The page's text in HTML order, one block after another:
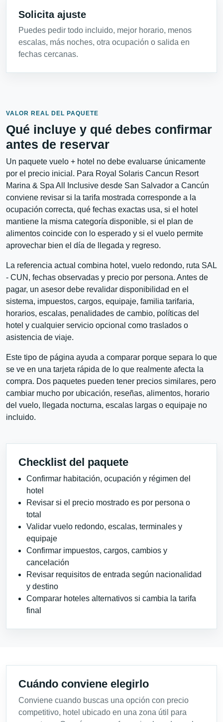
Solicita ajuste
Puedes pedir todo incluido, mejor horario, menos
escalas, más noches, otra ocupación o salida en
fechas cercanas.
VALOR REAL DEL PAQUETE
Qué incluye y qué debes confirmar
antes de reservar
Un paquete vuelo + hotel no debe evaluarse únicamente
por el precio inicial. Para Royal Solaris Cancun Resort
Marina & Spa All Inclusive desde San Salvador a Cancún
conviene revisar si la tarifa mostrada corresponde a la
ocupación correcta, qué fechas exactas usa, si el hotel
mantiene la misma categoría disponible, si el plan de
alimentos coincide con lo esperado y si el vuelo permite
aprovechar bien el día de llegada y regreso.
La referencia actual combina hotel, vuelo redondo, ruta SAL
- CUN, fechas observadas y precio por persona. Antes de
pagar, un asesor debe revalidar disponibilidad en el
sistema, impuestos, cargos, equipaje, familia tarifaria,
horarios, escalas, penalidades de cambio, políticas del
hotel y cualquier servicio opcional como traslados o
asistencia de viaje.
Este tipo de página ayuda a comparar porque separa lo que
se ve en una tarjeta rápida de lo que realmente afecta la
compra. Dos paquetes pueden tener precios similares, pero
cambiar mucho por ubicación, reseñas, alimentos, horario
del vuelo, llegada nocturna, escalas largas o equipaje no
incluido.
Checklist del paquete
Confirmar habitación, ocupación y régimen del
hotel
Revisar si el precio mostrado es por persona o
total
Validar vuelo redondo, escalas, terminales y
equipaje
Confirmar impuestos, cargos, cambios y
cancelación
Revisar requisitos de entrada según nacionalidad
y destino
Comparar hoteles alternativos si cambia la tarifa
final
Cuándo conviene elegirlo
Conviene cuando buscas una opción con precio
competitivo, hotel ubicado en una zona útil para